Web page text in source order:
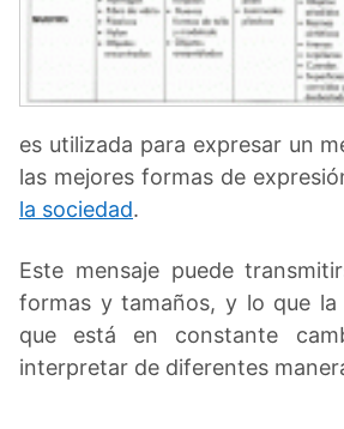
es utilizada para expresar un
las mejores formas de
la sociedad.
Este mensaje puede
formas y tamaños, y lo que la
que está en constante
interpretar de diferentes